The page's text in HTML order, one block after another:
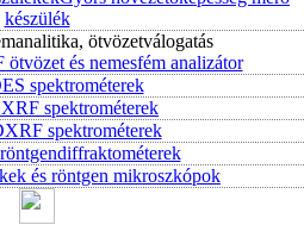
készülék
ötvözetválogatás
és nemesfém analizátor
spektrométerek
spektrométerek
spektrométerek
és röntgen mikroszkópok